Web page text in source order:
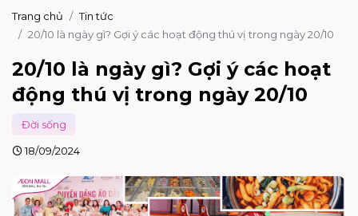
Trang chủ
Tin tức
20/10 là ngày gì? Gợi ý các hoạt động thú vị trong ngày 20/10
20/10 là ngày gì? Gợi ý các hoạt
động thú vị trong ngày 20/10
Đời sống
18/09/2024